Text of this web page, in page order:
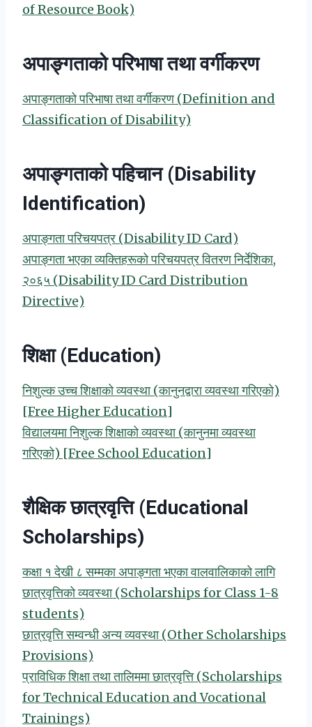
of Resource Book)
अपाङ्गताको परिभाषा तथा वर्गीकरण
अपाङ्गताको परिभाषा तथा वर्गीकरण (Definition and
Classification of Disability)
अपाङ्गताको पहिचान (Disability
Identification)
अपाङ्गता परिचयपत्र (Disability ID Card)
अपाङ्गता भएका व्यक्तिहरूको परिचयपत्र वितरण निर्देशिका,
२०६५ (Disability ID Card Distribution
Directive)
शिक्षा (Education)
निशुल्क उच्च शिक्षाको व्यवस्था (कानुनद्वारा व्यवस्था गरिएको)
[Free Higher Education]
विद्यालयमा निशुल्क शिक्षाको व्यवस्था (कानुनमा व्यवस्था
गरिएको) [Free School Education]
शैक्षिक छात्रवृत्ति (Educational
Scholarships)
कक्षा १ देखी ८ सम्मका अपाङ्गता भएका वालवालिकाको लागि
छात्रवृत्तिको व्यवस्था (Scholarships for Class 1-8
students)
छात्रवृत्ति सम्वन्धी अन्य व्यवस्था (Other Scholarships
Provisions)
प्राविधिक शिक्षा तथा तालिममा छात्रवृत्ति (Scholarships
for Technical Education and Vocational
Trainings)